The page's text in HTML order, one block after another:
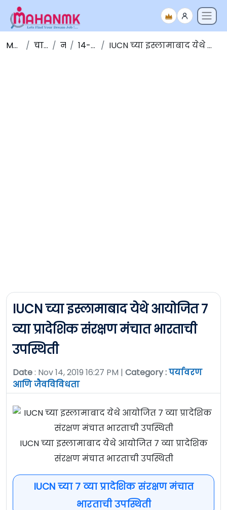
Maha NMK चालू घडामोडी नोव्हेंबर १४-नोव्हेंबर-२०१९ IUCN च्या इस्लामाबाद येथे आयोजित ७ व्या प्रादेशिक संरक्षण मंचात भारताची उपस्थिती
IUCN च्या इस्लामाबाद येथे आयोजित ७
व्या प्रादेशिक संरक्षण मंचात भारताची
उपस्थिती
Date: Nov 14, 2019 16:27 PM | Category :पर्यावरण
आणि जैवविविधता
IUCN च्या इस्लामाबाद येथे आयोजित ७ व्या प्रादेशिक
संरक्षण मंचात भारताची उपस्थिती
IUCN च्या ७ व्या प्रादेशिक संरक्षण मंचात
भारताची उपस्थिती